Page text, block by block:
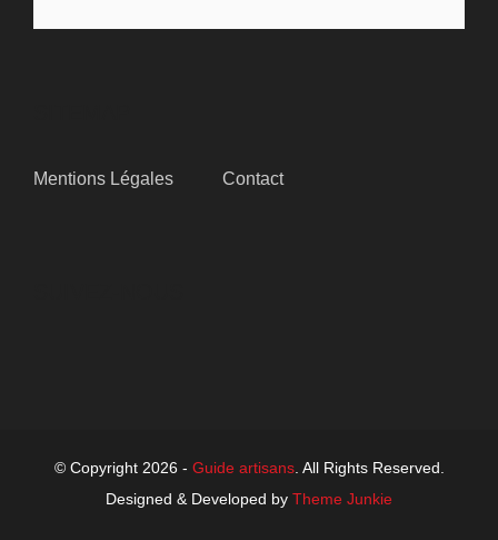
Mentions Légales Contact
© Copyright 2026 - Guide artisans. All Rights Reserved.
Designed & Developed by Theme Junkie